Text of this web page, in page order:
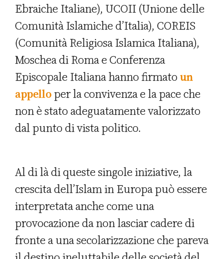
Ebraiche Italiane), UCOII (Unione delle
Comunità Islamiche d’Italia), COREIS
(Comunità Religiosa Islamica Italiana),
Moschea di Roma e Conferenza
Episcopale Italiana hanno firmatoun
appelloper la convivenza e la pace che
non è stato adeguatamente valorizzato
dal punto di vista politico.
Al di là di queste singole iniziative, la
crescita dell’Islam in Europa può essere
interpretata anche come una
provocazione da non lasciar cadere di
fronte a una secolarizzazione che pareva